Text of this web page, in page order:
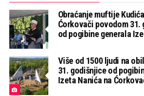
Obraćanje muftije
Ćorkovači povodom 31.
od pogibine generala
Više od 1500 ljudi na
31. godišnjice od
Izeta Nanića na